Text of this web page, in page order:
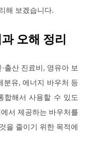
해 보겠습니다.
오해 정리
출산 진료비, 영유아 보
분유, 에너지 바우처 등
합해서 사용할 수 있도
서 제공하는 바우처를
을 줄이기 위한 목적에